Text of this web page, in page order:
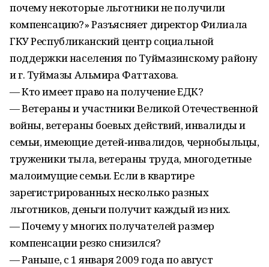
почему некоторые льготники не получили
компенсацию?» Разъясняет директор Филиала
ГКУ Республиканский центр социальной
поддержки населения по Туймазинскому району
и г. Туймазы Альмира Фаттахова.
— Кто имеет право на получение ЕДК?
— Ветераны и участники Великой Отечественной
войны, ветераны боевых действий, инвалиды и
семьи, имеющие детей‑инвалидов, чернобыльцы,
труженики тыла, ветераны труда, многодетные
малоимущие семьи. Если в квартире
зарегистрированных несколько разных
льготников, деньги получит каждый из них.
— Почему у многих получателей размер
компенсации резко снизился?
— Раньше, с 1 января 2009 года по август